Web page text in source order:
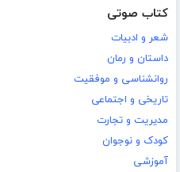
کتاب صوتی
شعر و ادبیات
داستان و رمان
روانشناسی و موفقیت
تاریخی و اجتماعی
مدیریت و تجارت
کودک و نوجوان
آموزشی